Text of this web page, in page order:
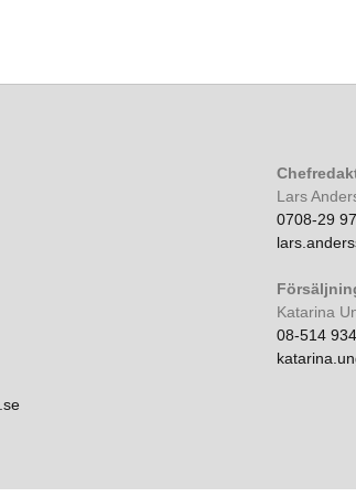
Lars
0708-29
Katarina
08-514